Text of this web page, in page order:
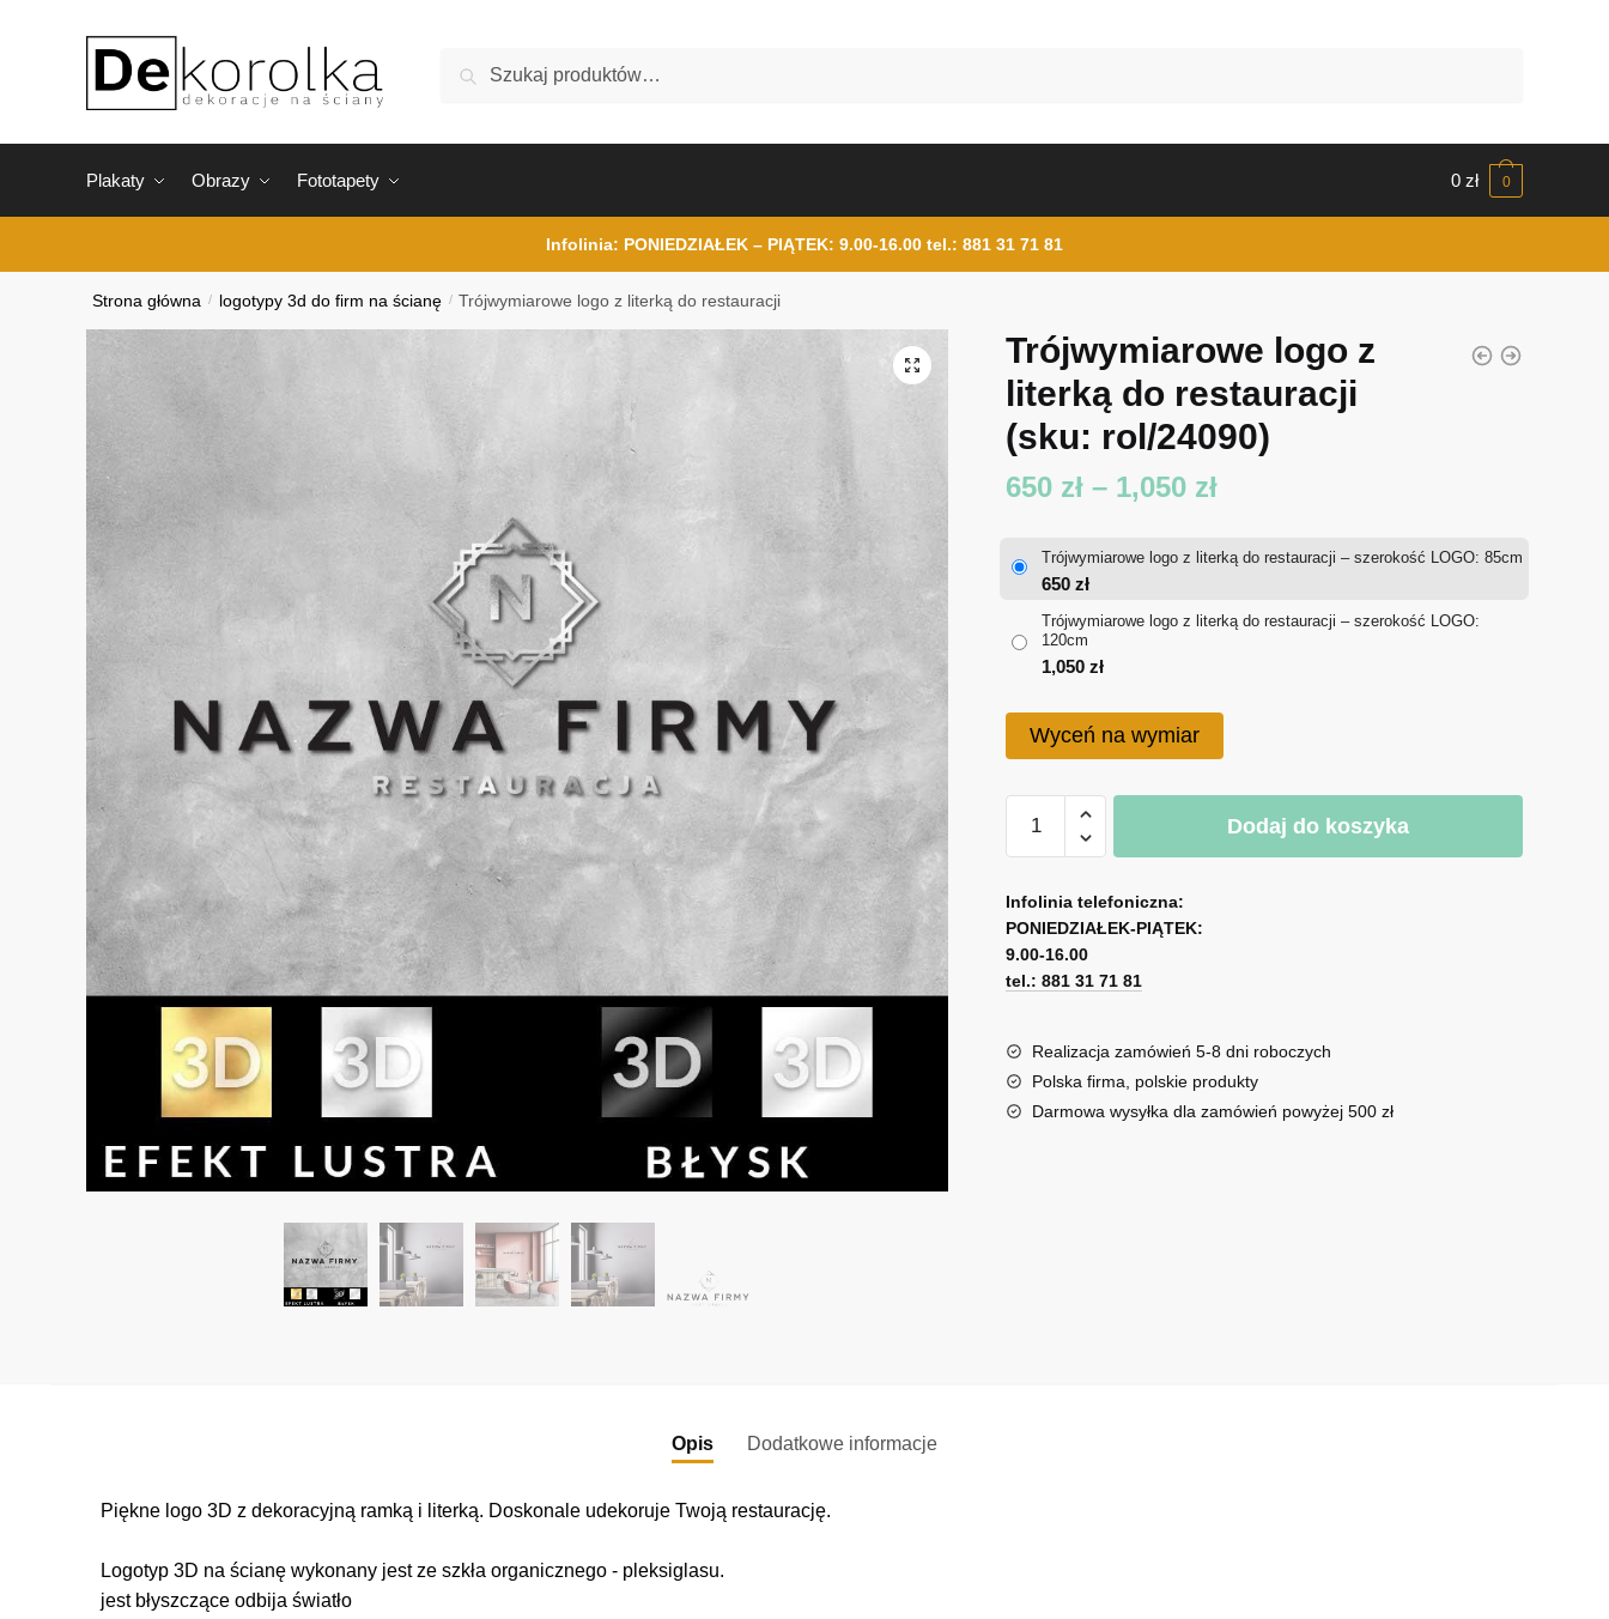
Szukaj
Plakaty Obrazy Fototapety 0 zł 0
Infolinia: PONIEDZIAŁEK – PIĄTEK: 9.00-16.00 tel.: 881 31 71 81
Strona główna / logotypy 3d do firm na ścianę / Trójwymiarowe logo z literką do restauracji
Trójwymiarowe logo z
literką do restauracji
(sku: rol/24090)
650 zł – 1,050 złZakres
od
650 zł
1,050 zł
Trójwymiarowe logo z literką do restauracji – szerokość LOGO: 85cm
650 zł
Trójwymiarowe logo z literką do restauracji – szerokość LOGO:
120cm
1,050 zł
Wyceń na wymiar
Trójwymiarowe
z
literką
do
restauracji
Dodaj do koszyka
l
t
e
r
a
t
i
Infolinia telefoniczna:
PONIEDZIAŁEK-PIĄTEK:
9.00-16.00
tel.: 881 31 71 81
Realizacja zamówień 5-8 dni roboczych
Polska firma, polskie produkty
Darmowa wysyłka dla zamówień powyżej 500 zł
Opis Dodatkowe informacje
Piękne logo 3D z dekoracyjną ramką i literką. Doskonale udekoruje Twoją restaurację.
Logotyp 3D na ścianę wykonany jest ze szkła organicznego - pleksiglasu.
jest błyszczące odbija światło